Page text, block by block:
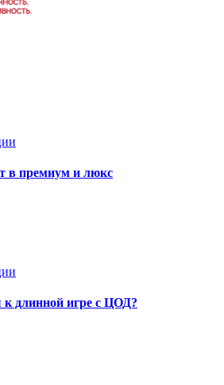
в премиум и люкс
длинной игре с ЦОД?